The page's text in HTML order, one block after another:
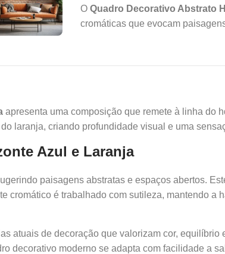
O Quadro Decorativo Abstrato
cromáticas que evocam
apresenta uma composição que remete à linha do
laranja, criando profundidade visual e uma
Azul e Laranja
paisagens abstratas e espaços abertos.
cromático é trabalhado com sutileza, mantendo a
atuais de decoração que valorizam cor,
decorativo moderno se adapta com facilidade a